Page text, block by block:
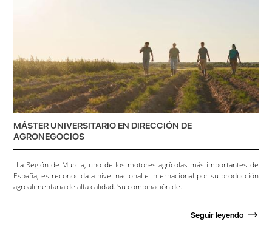
MÁSTER UNIVERSITARIO EN DIRECCIÓN DE
AGRONEGOCIOS
La Región de Murcia, uno de los motores agrícolas más importantes de
España, es reconocida a nivel nacional e internacional por su producción
agroalimentaria de alta calidad. Su combinación de...
Seguir leyendo